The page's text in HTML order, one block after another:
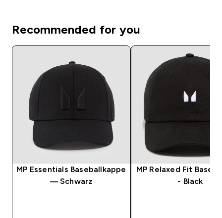
Recommended for you
MP Essentials Baseballkappe
— Schwarz
MP Relaxed Fit
- Black